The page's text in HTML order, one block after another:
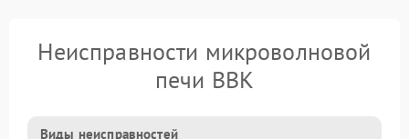
Неисправности микроволновой
печи BBK
Виды неисправностей